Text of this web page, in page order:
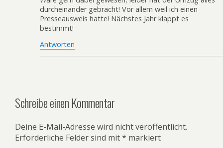
durcheinander gebracht! Vor allem weil ich einen
Presseausweis hatte! Nächstes Jahr klappt es
bestimmt!
Antworten
Schreibe einen Kommentar
Deine E-Mail-Adresse wird nicht veröffentlicht.
Erforderliche Felder sind mit* markiert